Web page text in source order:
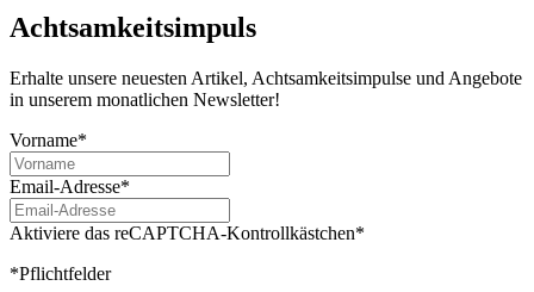
Achtsamkeitsimpuls
Erhalte unsere neuesten Artikel, Achtsamkeitsimpulse und Angebote
in unserem monatlichen Newsletter!
Vorname*
Email-Adresse*
Aktiviere das reCAPTCHA-Kontrollkästchen*
*Pflichtfelder